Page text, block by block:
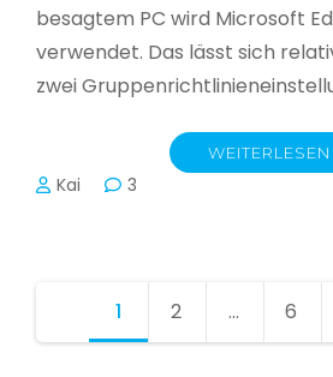
besagtem PC wird Microsoft
verwendet. Das lässt sich
zwei
WEITERLESEN
Kai 3
1 Seite
2 … Seite
6